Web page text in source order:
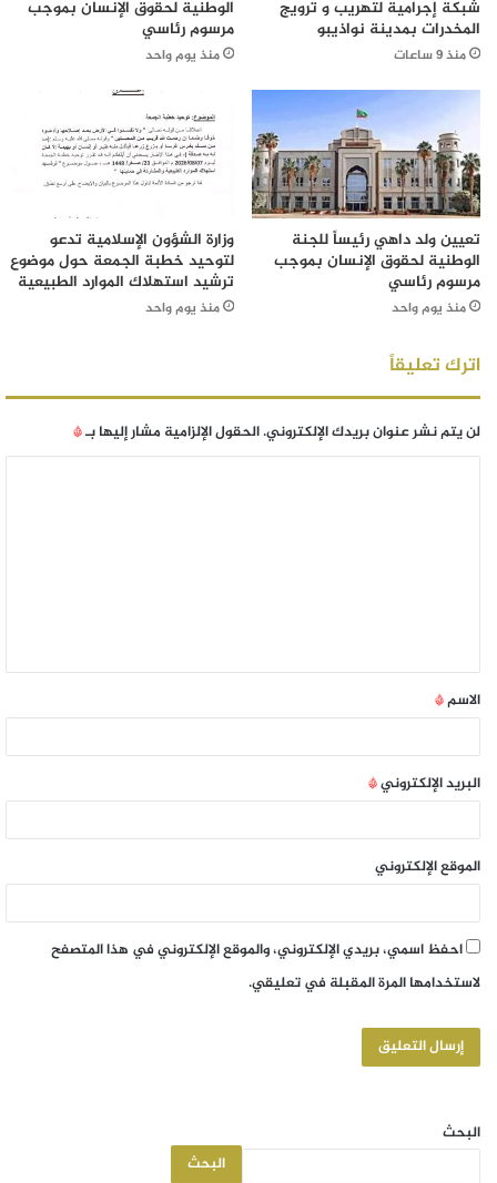
شبكة إجرامية لتهريب و ترويج
المخدرات بمدينة نواذيبو
منذ 9 ساعات
الوطنية لحقوق الإنسان بموجب
مرسوم رئاسي
منذ يوم واحد
تعيين ولد داهي رئيساً للجنة
الوطنية لحقوق الإنسان بموجب
مرسوم رئاسي
منذ يوم واحد
وزارة الشؤون الإسلامية تدعو
لتوحيد خطبة الجمعة حول موضوع
ترشيد استهلاك الموارد الطبيعية
منذ يوم واحد
اترك تعليقاً
لن يتم نشر عنوان بريدك الإلكتروني.الحقول الإلزامية مشار إليها بـ*
الاسم*
البريد الإلكتروني*
الموقع الإلكتروني
احفظ اسمي، بريدي الإلكتروني، والموقع الإلكتروني في هذا المتصفح
لاستخدامها المرة المقبلة في تعليقي.
البحث
البحث